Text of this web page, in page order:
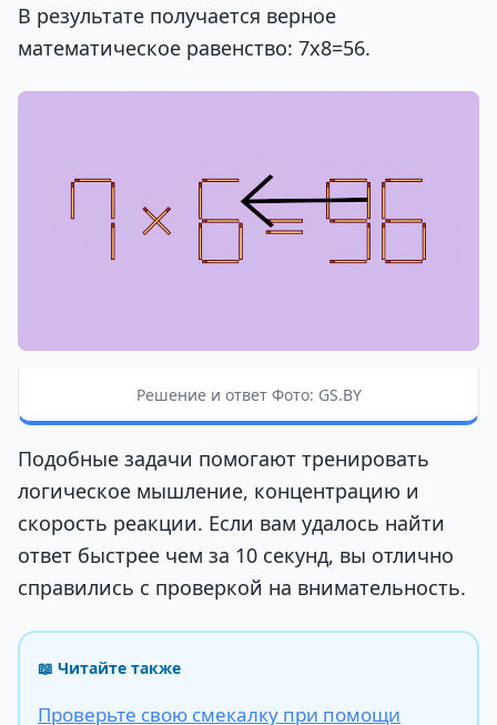
В результате получается верное
математическое равенство: 7х8=56.
Решение и ответ Фото: GS.BY
Подобные задачи помогают тренировать
логическое мышление, концентрацию и
скорость реакции. Если вам удалось найти
ответ быстрее чем за 10 секунд, вы отлично
справились с проверкой на внимательность.
📖 Читайте также
Проверьте свою смекалку при помощи